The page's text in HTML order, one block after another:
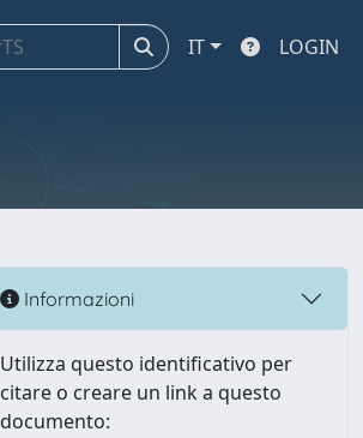
IT LOGIN
Informazioni
Utilizza questo identificativo per
citare o creare un link a questo
documento: